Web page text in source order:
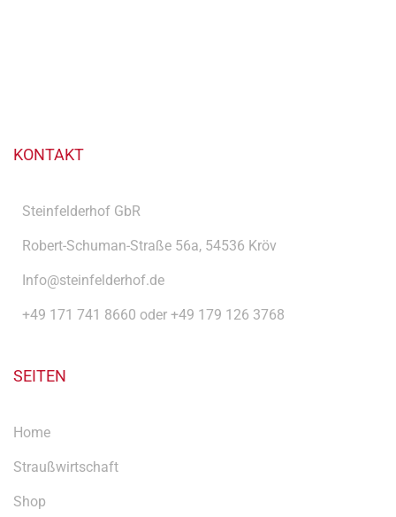
KONTAKT
Steinfelderhof GbR
Robert-Schuman-Straße 56a, 54536 Kröv
Info@steinfelderhof.de
+49 171 741 8660 oder +49 179 126 3768
SEITEN
Home
Straußwirtschaft
Shop